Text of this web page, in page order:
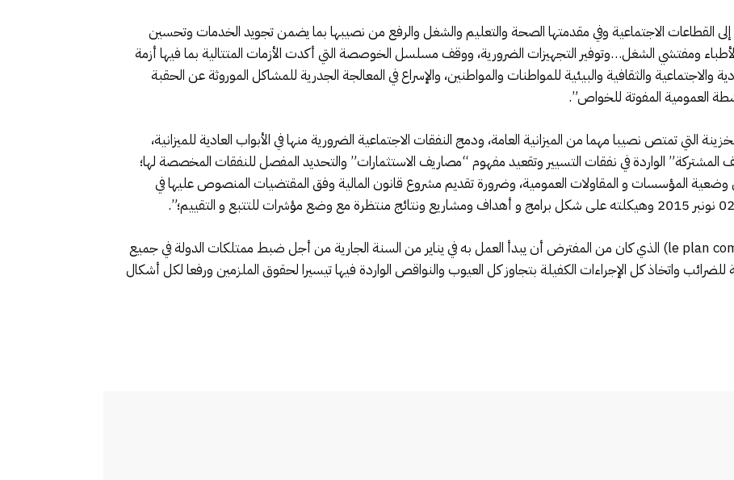
إلى القطاعات الاجتماعية وفي مقدمتها الصحة والتعليم والشغل والرفع من نصيبها بما يضمن تجويد الخدمات وتحسين
ومفتشي الشغل…وتوفير التجهيزات الضرورية، ووقف مسلسل الخوصصة التي أكدت الأزمات المتتالية بما فيها أزمة
والاجتماعية والثقافية والبيئية للمواطنات والمواطنين، والإسراع في المعالجة الجدرية للمشاكل الموروثة عن الحقبة
العمومية المفوتة للخواص”.
تمتص نصيبا مهما من الميزانية العامة، ودمج النفقات الاجتماعية الضرورية منها في الأبواب العادية للميزانية،
الواردة في نفقات التسيير وتقعيد مفهوم “مصاريف الاستثمارات” والتحديد المفصل للنفقات المخصصة لها؛
المؤسسات و المقاولات العمومية، وضرورة تقديم مشروع قانون المالية وفق المقتضيات المنصوص عليها في
ودعت إلى “تفعيل دليل الحسابات ( le plan comptable) الذي كان من المفترض أن يبدأ العمل به في يناير من السنة الجارية من أجل ضبط ممتلكات الدولة في جميع
للضرائب واتخاذ كل الإجراءات الكفيلة بتجاوز كل العيوب والنواقص الواردة فيها تيسيرا لحقوق الملزمين ورفعا لكل أشكال